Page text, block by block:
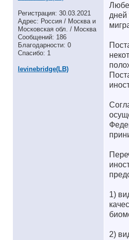
Регистрация: 30.03.2021
Адрес: Россия / Москва и
Московская обл. / Москва
Сообщений: 186
Благодарности: 0
Спасибо: 1
levinebridge(LB)
1)
2)